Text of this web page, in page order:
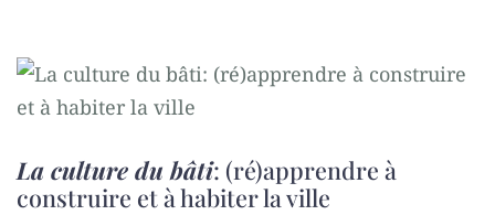
La culture du bâti: (ré)apprendre à
construire et à habiter la ville